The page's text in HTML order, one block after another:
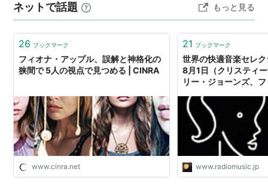
位.Shelly「Cross Your Mind」 youtu.be クレイロを中心
に結成されたバン…
ネットで話題 もっと見る
26 ブックマーク
フィオナ・アップル、誤解と神格化の
狭間で 5人の視点で見つめる | CINRA
www.cinra.net
21 ブックマーク
世界の快適音楽セレ
8月1日（クリスティ
リー・ジョーンズ、
キンムシーレ） - ラ
www.radiomusic.jp